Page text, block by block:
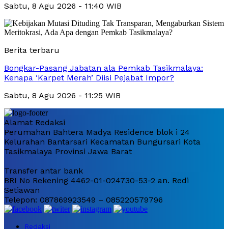
Sabtu, 8 Agu 2026 - 11:40 WIB
Berita terbaru
Bongkar-Pasang Jabatan ala Pemkab Tasikmalaya:
Kenapa ‘Karpet Merah’ Diisi Pejabat Impor?
Sabtu, 8 Agu 2026 - 11:25 WIB
Alamat Redaksi
Perumahan Bahtera Madya Residence blok i 24
Kelurahan Bantarsari Kecamatan Bungursari Kota
Tasikmalaya Provinsi Jawa Barat
Transfer antar bank
BRI No Rekening 4462-01-024730-53-2 an. Redi
Setiawan
Telepon: 087869923549 – 085220579796
Redaksi